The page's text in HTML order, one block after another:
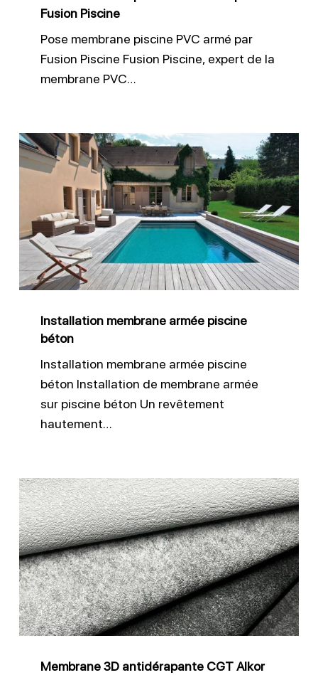
Fusion Piscine
Pose membrane piscine PVC armé par
Fusion Piscine Fusion Piscine, expert de la
membrane PVC…
Installation
membrane
piscine
béton
Installation membrane armée piscine
béton
Installation membrane armée piscine
béton Installation de membrane armée
sur piscine béton Un revêtement
hautement…
Membrane
3D
antidérapante
CGT
Alkor
piscine
Membrane 3D antidérapante CGT Alkor